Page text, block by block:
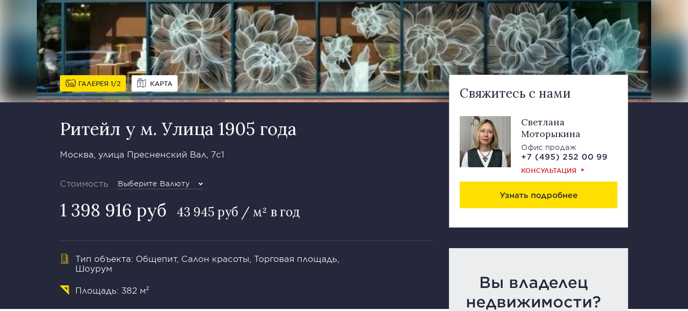
ГАЛЕРЕЯ 1 2 КАРТА
Ритейл у м. Улица 1905 года
Москва, улица Пресненский Вал, 7с1
Стоимость Выберите Валюту
1 398 916 руб 43 945 руб / м² в год
Тип объекта: Общепит, Салон красоты, Торговая площадь,
Шоурум
Площадь: 382 м²
Свяжитесь с нами
Светлана
Моторыкина
Офис продаж
+7 (495) 252 00 99
КОНСУЛЬТАЦИЯ
Узнать подробнее
Вы владелец
недвижимости?